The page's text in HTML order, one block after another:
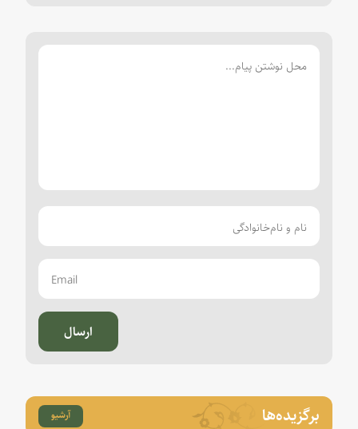
ارسال
برگزیده‌ها آرشیو